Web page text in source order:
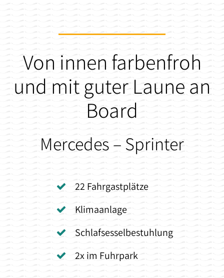
Von innen farbenfroh
und mit guter Laune an
Board
Mercedes – Sprinter
22 Fahrgastplätze
Klimaanlage
Schlafsesselbestuhlung
2x im Fuhrpark